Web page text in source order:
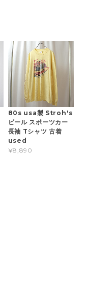
80s usa製 Stroh's
ビール スポーツカー
長袖 Tシャツ 古着
used
¥8,890